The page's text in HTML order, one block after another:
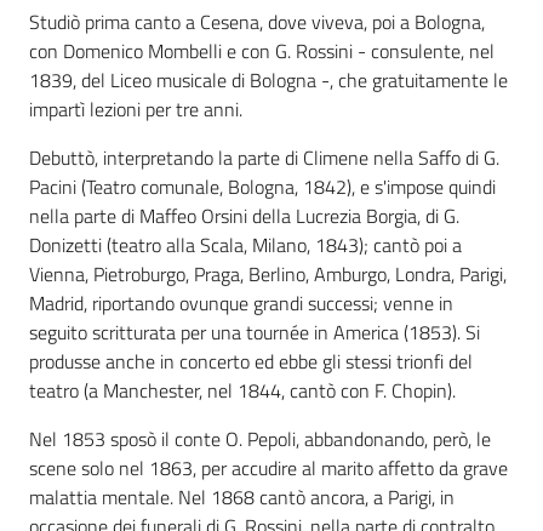
Studiò prima canto a Cesena, dove viveva, poi a Bologna,
con Domenico Mombelli e con G. Rossini - consulente, nel
1839, del Liceo musicale di Bologna -, che gratuitamente le
impartì lezioni per tre anni.
Debuttò, interpretando la parte di Climene nella Saffo di G.
Pacini (Teatro comunale, Bologna, 1842), e s'impose quindi
nella parte di Maffeo Orsini della Lucrezia Borgia, di G.
Donizetti (teatro alla Scala, Milano, 1843); cantò poi a
Vienna, Pietroburgo, Praga, Berlino, Amburgo, Londra, Parigi,
Madrid, riportando ovunque grandi successi; venne in
seguito scritturata per una tournée in America (1853). Si
produsse anche in concerto ed ebbe gli stessi trionfi del
teatro (a Manchester, nel 1844, cantò con F. Chopin).
Nel 1853 sposò il conte O. Pepoli, abbandonando, però, le
scene solo nel 1863, per accudire al marito affetto da grave
malattia mentale. Nel 1868 cantò ancora, a Parigi, in